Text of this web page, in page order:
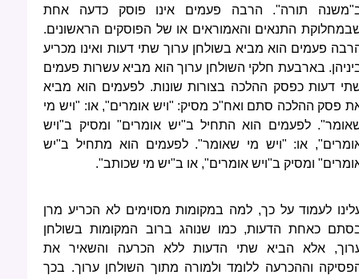
תורה". הרבה פעמים אינו פוסק כדעה אחת
התנאים והאמוראים או של הפוסקים הראשונים.
פעמים הוא מביא בשולחן ערוך שתי דעות ואינו מכריע
בארבעת חלקי השולחן ערוך הוא מביא עשרות פעמים
דעות כפסק ההלכה בצורות שונות. לפעמים הוא מביא
פסק ההלכה סתם ואח"כ מסיק: "ויש אומרים", או: "ויש מי
לפעמים הוא התחיל ב"יש אומרים" ומסיק ב"ויש
או: "ויש מי שאומר". לפעמים הוא מתחיל ב"יש
ומסיק ב"ויש אומרים", או ב"יש מי שכותב".
לעמוד על כך, למה במקומות מסוימים לא הכריע מרן
כאחת הדעות, כמו שנוהג ברוב המקומות בשולחן
אלא הביא שתי הדעות ללא הכרעה והשאיר את
וההכרעה ללומד ולמורה מתוך השולחן ערוך. בכך